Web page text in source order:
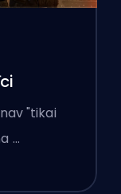
"tikai
…